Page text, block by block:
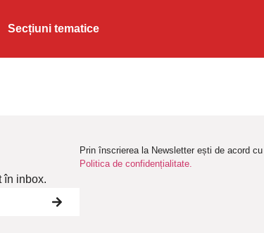
Secțiuni tematice
în inbox.
Prin înscrierea la Newsletter ești de acord cu
Politica de confidențialitate.